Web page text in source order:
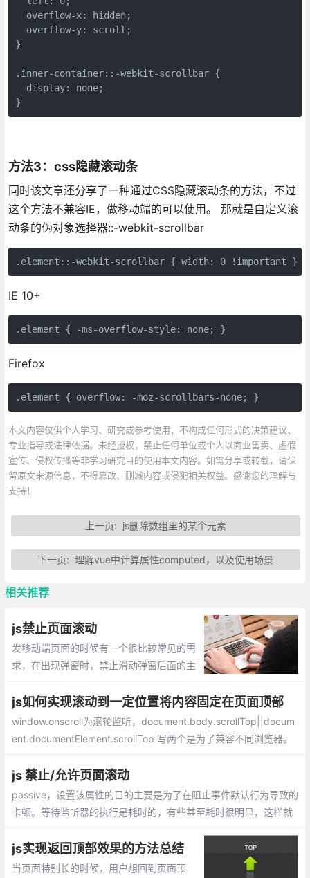
  overflow-x: hidden;
  overflow-y: scroll;
}
.inner-container::-webkit-scrollbar {
  display: none;
}
方法3：css隐藏滚动条
同时该文章还分享了一种通过CSS隐藏滚动条的方法，不过
这个方法不兼容IE，做移动端的可以使用。 那就是自定义滚
动条的伪对象选择器::-webkit-scrollbar
.element::-webkit-scrollbar { width: 0 !important }
IE 10+
.element { -ms-overflow-style: none; }
Firefox
.element { overflow: -moz-scrollbars-none; }
本文内容仅供个人学习、研究或参考使用，不构成任何形式的决策建议、
专业指导或法律依据。未经授权，禁止任何单位或个人以商业售卖、虚假
宣传、侵权传播等非学习研究目的使用本文内容。如需分享或转载，请保
留原文来源信息，不得篡改、删减内容或侵犯相关权益。感谢您的理解与
支持！
上一页: js删除数组里的某个元素
下一页:理解vue中计算属性computed，以及使用场景
相关推荐
js禁止页面滚动
发移动端页面的时候有一个很比较常见的需
求，在出现弹窗时，禁止滑动弹窗后面的主
js如何实现滚动到一定位置将内容固定在页面顶部
window.onscroll为滚轮监听，document.body.scrollTop||docum
ent.documentElement.scrollTop 写两个是为了兼容不同浏览器。
左右位置虽然是0也要设，不然若为不是100%宽度的内容会出现左
右跳动。
js 禁止/允许页面滚动
passive，设置该属性的目的主要是为了在阻止事件默认行为导致的
卡顿。等待监听器的执行是耗时的，有些甚至耗时很明显，这样就
毕竟空函数的执行也会耗时
js实现返回顶部效果的方法总结
当页面特别长的时候，用户想回到页面顶